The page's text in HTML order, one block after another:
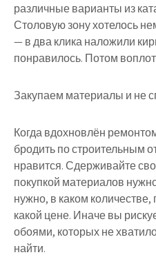
различные варианты из
Столовую зону хотелось
— в два клика наложили
понравилось. Потом
Закупаем материалы и не
Когда вдохновлён
бродить по строительным
нравится. Сдерживайте
покупкой материалов
нужно, в каком количестве,
какой цене. Иначе вы
обоями, которых не
найти.